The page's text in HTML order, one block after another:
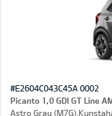
#E2604C043C45A 0002
Picanto 1,0 GDI GT Line
Astro Gray